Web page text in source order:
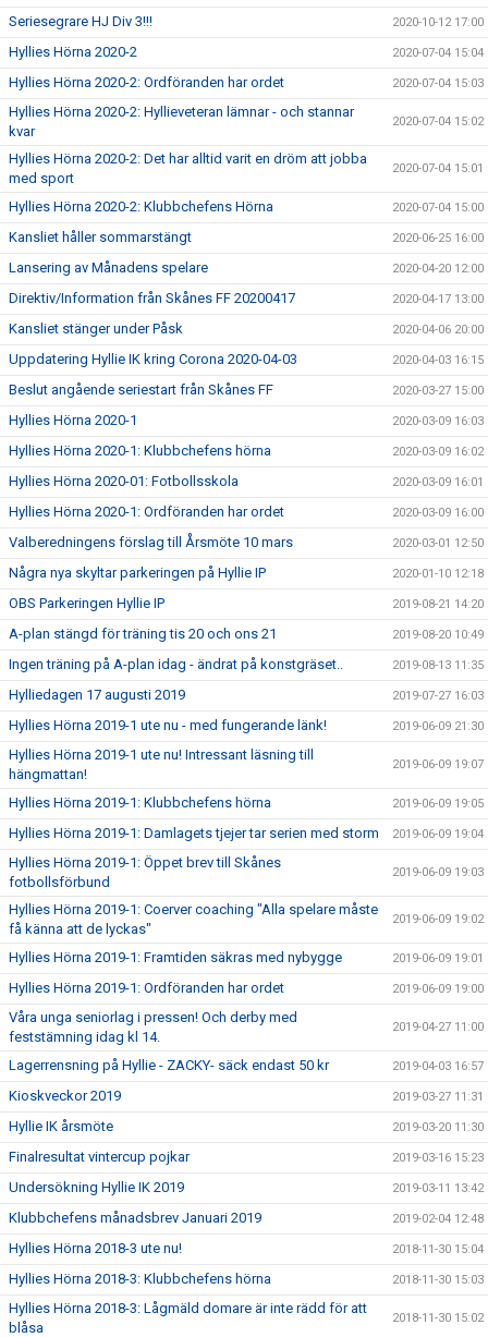
Seriesegrare HJ Div 3!!! 2020-10-12 17:00
Hyllies Hörna 2020-2 2020-07-04 15:04
Hyllies Hörna 2020-2: Ordföranden har ordet 2020-07-04 15:03
Hyllies Hörna 2020-2: Hyllieveteran lämnar - och stannar
kvar
2020-07-04 15:02
Hyllies Hörna 2020-2: Det har alltid varit en dröm att jobba
med sport
2020-07-04 15:01
Hyllies Hörna 2020-2: Klubbchefens Hörna 2020-07-04 15:00
Kansliet håller sommarstängt 2020-06-25 16:00
Lansering av Månadens spelare 2020-04-20 12:00
Direktiv/Information från Skånes FF 20200417 2020-04-17 13:00
Kansliet stänger under Påsk 2020-04-06 20:00
Uppdatering Hyllie IK kring Corona 2020-04-03 2020-04-03 16:15
Beslut angående seriestart från Skånes FF 2020-03-27 15:00
Hyllies Hörna 2020-1 2020-03-09 16:03
Hyllies Hörna 2020-1: Klubbchefens hörna 2020-03-09 16:02
Hyllies Hörna 2020-01: Fotbollsskola 2020-03-09 16:01
Hyllies Hörna 2020-1: Ordföranden har ordet 2020-03-09 16:00
Valberedningens förslag till Årsmöte 10 mars 2020-03-01 12:50
Några nya skyltar parkeringen på Hyllie IP 2020-01-10 12:18
OBS Parkeringen Hyllie IP 2019-08-21 14:20
A-plan stängd för träning tis 20 och ons 21 2019-08-20 10:49
Ingen träning på A-plan idag - ändrat på konstgräset.. 2019-08-13 11:35
Hylliedagen 17 augusti 2019 2019-07-27 16:03
Hyllies Hörna 2019-1 ute nu - med fungerande länk! 2019-06-09 21:30
Hyllies Hörna 2019-1 ute nu! Intressant läsning till
hängmattan!
2019-06-09 19:07
Hyllies Hörna 2019-1: Klubbchefens hörna 2019-06-09 19:05
Hyllies Hörna 2019-1: Damlagets tjejer tar serien med storm 2019-06-09 19:04
Hyllies Hörna 2019-1: Öppet brev till Skånes
fotbollsförbund
2019-06-09 19:03
Hyllies Hörna 2019-1: Coerver coaching "Alla spelare måste
få känna att de lyckas"
2019-06-09 19:02
Hyllies Hörna 2019-1: Framtiden säkras med nybygge 2019-06-09 19:01
Hyllies Hörna 2019-1: Ordföranden har ordet 2019-06-09 19:00
Våra unga seniorlag i pressen! Och derby med
feststämning idag kl 14.
2019-04-27 11:00
Lagerrensning på Hyllie - ZACKY- säck endast 50 kr 2019-04-03 16:57
Kioskveckor 2019 2019-03-27 11:31
Hyllie IK årsmöte 2019-03-20 11:30
Finalresultat vintercup pojkar 2019-03-16 15:23
Undersökning Hyllie IK 2019 2019-03-11 13:42
Klubbchefens månadsbrev Januari 2019 2019-02-04 12:48
Hyllies Hörna 2018-3 ute nu! 2018-11-30 15:04
Hyllies Hörna 2018-3: Klubbchefens hörna 2018-11-30 15:03
Hyllies Hörna 2018-3: Lågmäld domare är inte rädd för att
blåsa
2018-11-30 15:02